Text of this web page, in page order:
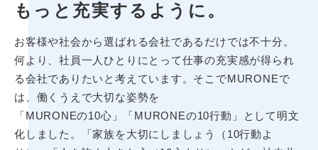
もっと充実するように。
お客様や社会から選ばれる会社であるだけでは不十分。
何より、社員一人ひとりにとって仕事の充実感が得られ
る会社でありたいと考えています。そこでMURONEで
は、働くうえで大切な姿勢を
「MURONEの10心」「MURONEの10行動」として明文
化しました。「家族を大切にしましょう（10行動よ